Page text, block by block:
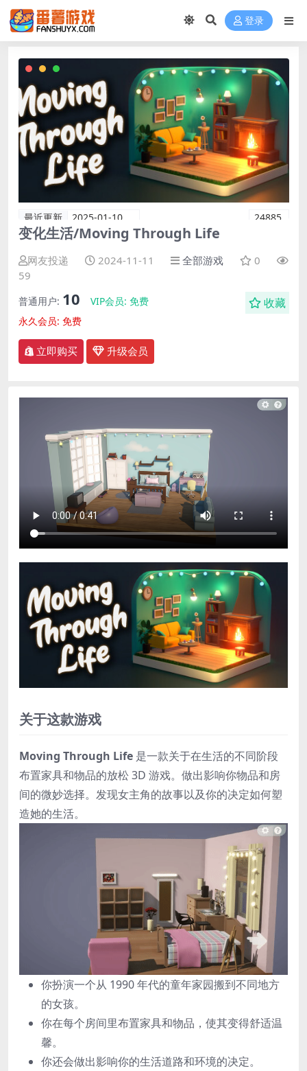
登录
最近更新 2025-01-10 24885
变化生活/Moving Through Life
网友投递 2024-11-11 全部游戏
0
59
普通用户: 10 VIP会员: 免费
永久会员: 免费
收藏
立即购买 升级会员
关于这款游戏
Moving Through Life 是一款关于在生活的不同阶段
布置家具和物品的放松 3D 游戏。做出影响你物品和房
间的微妙选择。发现女主角的故事以及你的决定如何塑
造她的生活。
你扮演一个从 1990 年代的童年家园搬到不同地方
的女孩。
你在每个房间里布置家具和物品，使其变得舒适温
馨。
你还会做出影响你的生活道路和环境的决定。